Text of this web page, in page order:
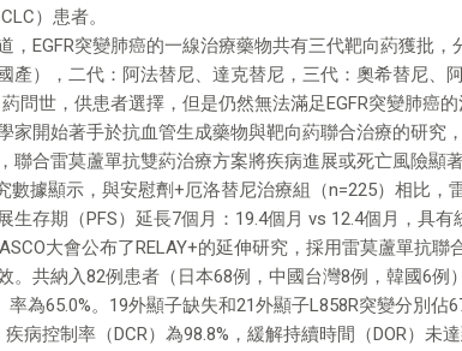
）患者。
，EGFR突變肺癌的一線治療藥物共有三代靶向葯獲批
產），二代：阿法替尼、達克替尼，三代：奧希替尼、
葯問世，供患者選擇，但是仍然無法滿足EGFR突變肺癌的
家開始著手於抗血管生成藥物與靶向葯聯合治療的研究
聯合雷莫蘆單抗雙葯治療方案將疾病進展或死亡風險顯著
數據顯示，與安慰劑+厄洛替尼治療組（n=225）相比，
生存期（PFS）延長7個月：19.4個月 vs 12.4個月，具有
大會公布了RELAY+的延伸研究，採用雷莫蘆單抗聯
。共納入82例患者（日本68例，中國台灣8例，韓國6例
率為65.0%。19外顯子缺失和21外顯子L858R突變分別佔
疾病控制率（DCR）為98.8%，緩解持續時間（DOR）未達